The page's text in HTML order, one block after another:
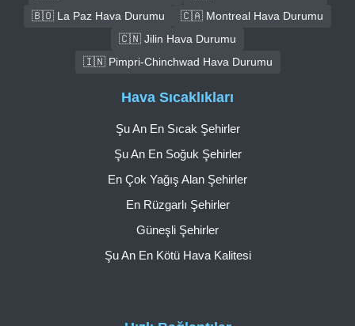
🇧🇴 La Paz Hava Durumu
🇨🇦 Montreal Hava Durumu
🇨🇳 Jilin Hava Durumu
🇮🇳 Pimpri-Chinchwad Hava Durumu
Hava Sıcaklıkları
Şu An En Sıcak Şehirler
Şu An En Soğuk Şehirler
En Çok Yağış Alan Şehirler
En Rüzgarlı Şehirler
Güneşli Şehirler
Şu An En Kötü Hava Kalitesi